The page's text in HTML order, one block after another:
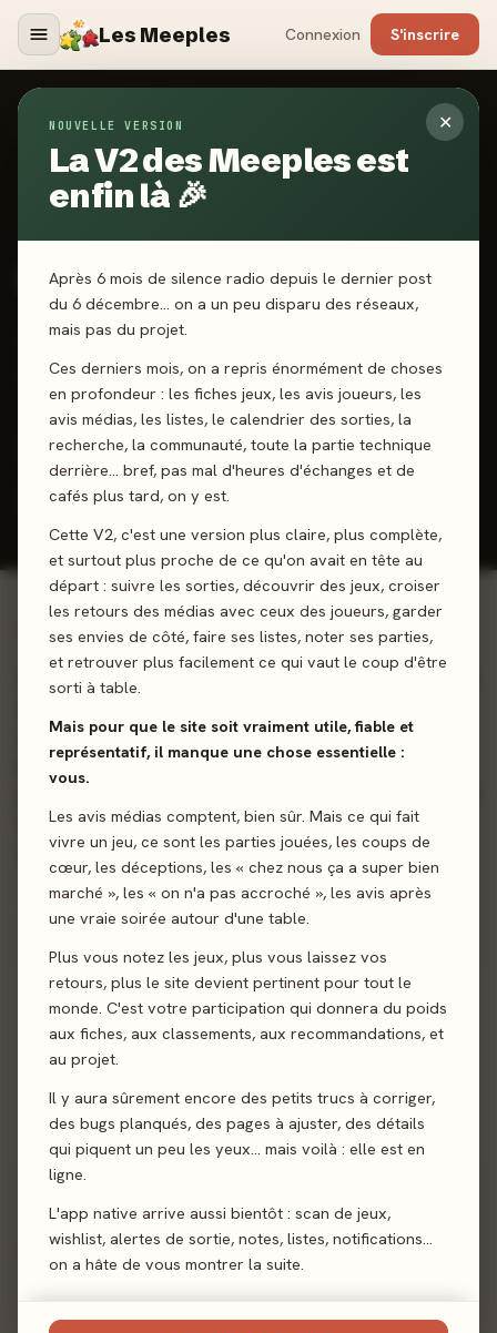
Les Meeples Connexion S'inscrire
✕
NOUVELLE VERSION
La V2 des Meeples est
enfin là 🎉
Après 6 mois de silence radio depuis le dernier post
du 6 décembre… on a un peu disparu des réseaux,
mais pas du projet.
Ces derniers mois, on a repris énormément de choses
en profondeur : les fiches jeux, les avis joueurs, les
avis médias, les listes, le calendrier des sorties, la
recherche, la communauté, toute la partie technique
derrière… bref, pas mal d'heures d'échanges et de
cafés plus tard, on y est.
Cette V2, c'est une version plus claire, plus complète,
et surtout plus proche de ce qu'on avait en tête au
départ : suivre les sorties, découvrir des jeux, croiser
les retours des médias avec ceux des joueurs, garder
ses envies de côté, faire ses listes, noter ses parties,
et retrouver plus facilement ce qui vaut le coup d'être
sorti à table.
Mais pour que le site soit vraiment utile, fiable et
représentatif, il manque une chose essentielle :
vous.
Les avis médias comptent, bien sûr. Mais ce qui fait
vivre un jeu, ce sont les parties jouées, les coups de
cœur, les déceptions, les « chez nous ça a super bien
marché », les « on n'a pas accroché », les avis après
une vraie soirée autour d'une table.
Plus vous notez les jeux, plus vous laissez vos
retours, plus le site devient pertinent pour tout le
monde. C'est votre participation qui donnera du poids
aux fiches, aux classements, aux recommandations, et
au projet.
Il y aura sûrement encore des petits trucs à corriger,
des bugs planqués, des pages à ajuster, des détails
qui piquent un peu les yeux… mais voilà : elle est en
ligne.
L'app native arrive aussi bientôt : scan de jeux,
wishlist, alertes de sortie, notes, listes, notifications…
on a hâte de vous montrer la suite.
Jeux/Skara Brae
2025·PIXIE GAMES
Skara Brae
1-4 joueurs 14 ans+
Pose d’ouvriers
J'ai joué Envie de jouer Wishlist
Donner mon avis
01 - LE JEU
Résilience et adaptation sont les maître mots... Vous devrez
commerçant...etc Gérez correctement vos ressources,
jouez astucieusement vos cartes, commercez comme
la consommation des ressources si vous ne voulez pas
affrontez trop de conséquences négatives !
Gestion de ressources
Sortie 5 septembre 2025
Auteur Shem Phillips
Illustration Sam Phillips
Éditeur Pixie Games